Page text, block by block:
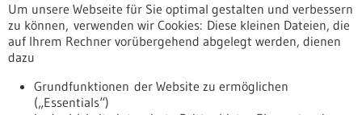
Um unsere Webseite für Sie optimal gestalten und verbessern
zu können, verwenden wir Cookies: Diese kleinen Dateien, die
auf Ihrem Rechner vorübergehend abgelegt werden, dienen
dazu
Grundfunktionen der Website zu ermöglichen
(„Essentials“)